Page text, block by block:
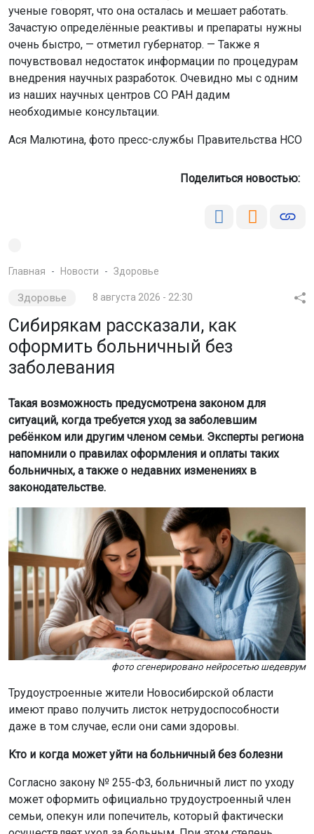
ученые говорят, что она осталась и мешает работать.
Зачастую определённые реактивы и препараты нужны
очень быстро, — отметил губернатор. — Также я
почувствовал недостаток информации по процедурам
внедрения научных разработок. Очевидно мы с одним
из наших научных центров СО РАН дадим
необходимые консультации.
Ася Малютина, фото пресс-службы Правительства НСО
Поделиться новостью:
Главная Новости Здоровье
Здоровье 8 августа 2026 - 22:30
Сибирякам рассказали, как
оформить больничный без
заболевания
Такая возможность предусмотрена законом для
ситуаций, когда требуется уход за заболевшим
ребёнком или другим членом семьи. Эксперты региона
напомнили о правилах оформления и оплаты таких
больничных, а также о недавних изменениях в
законодательстве.
фото сгенерировано нейросетью шедеврум
Трудоустроенные жители Новосибирской области
имеют право получить листок нетрудоспособности
даже в том случае, если они сами здоровы.
Кто и когда может уйти на больничный без болезни
Согласно закону № 255-ФЗ, больничный лист по уходу
может оформить официально трудоустроенный член
семьи, опекун или попечитель, который фактически